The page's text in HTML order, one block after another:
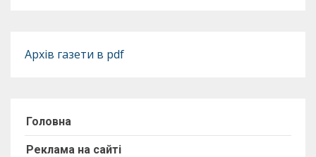
Архів газети в pdf
Головна
Реклама на сайті